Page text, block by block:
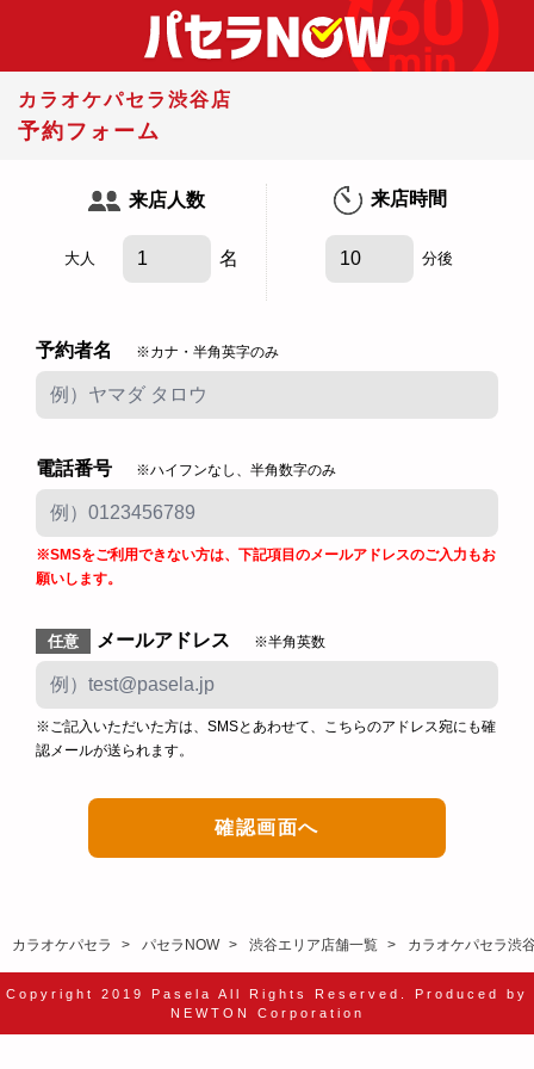
カラオケパセラ渋谷店
予約フォーム
来店人数
大人 名
来店時間
分後
予約者名 ※カナ・半角英字のみ
電話番号 ※ハイフンなし、半角数字のみ
※SMSをご利用できない方は、下記項目のメールアドレスのご入力もお
願いします。
任意 メールアドレス ※半角英数
※ご記入いただいた方は、SMSとあわせて、こちらのアドレス宛にも確
認メールが送られます。
カラオケパセラ パセラNOW 渋谷エリア店舗一覧 カラオケパセラ渋
Copyright 2019 Pasela All Rights Reserved. Produced by
NEWTON Corporation